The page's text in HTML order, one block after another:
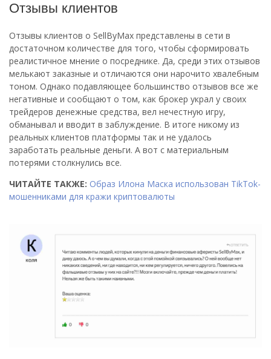
Отзывы клиентов
Отзывы клиентов о SellByMax представлены в сети в
достаточном количестве для того, чтобы сформировать
реалистичное мнение о посреднике. Да, среди этих отзывов
мелькают заказные и отличаются они нарочито хвалебным
тоном. Однако подавляющее большинство отзывов все же
негативные и сообщают о том, как брокер украл у своих
трейдеров денежные средства, вел нечестную игру,
обманывал и вводит в заблуждение. В итоге никому из
реальных клиентов платформы так и не удалось
заработать реальные деньги. А вот с материальным
потерями столкнулись все.
ЧИТАЙТЕ ТАКЖЕ: Образ Илона Маска использован TikTok-
мошенниками для кражи криптовалюты